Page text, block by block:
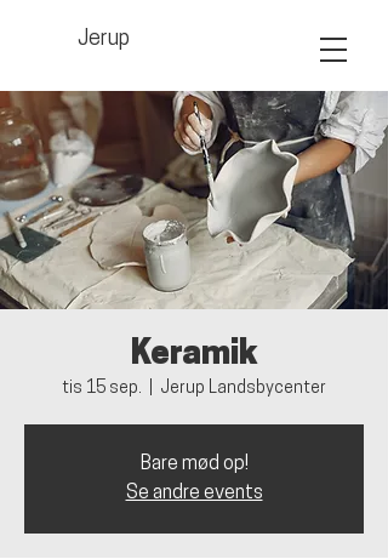
Jerup
Keramik
tis 15 sep. Jerup Landsbycenter
Bare mød op!
Se andre events